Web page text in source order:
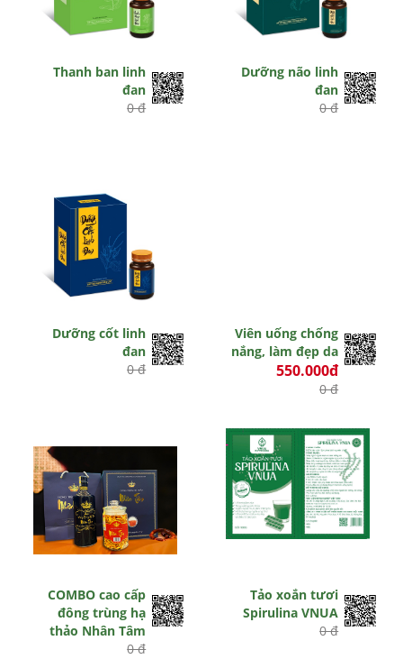
Thanh ban linh
đan
0 đ
Dưỡng não linh
đan
0 đ
Dưỡng cốt linh
đan
0 đ
Viên uống chống
nắng, làm đẹp da
550.000đ
0 đ
COMBO cao cấp
đông trùng hạ
thảo Nhân Tâm
0 đ
Tảo xoắn tươi
Spirulina VNUA
0 đ